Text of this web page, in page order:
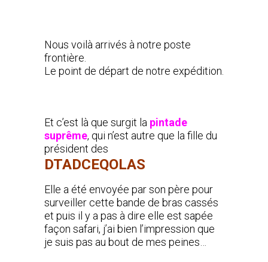
Nous voilà arrivés à notre poste
frontière.
Le point de départ de notre expédition.
Et c’est là que surgit la pintade
suprême, qui n’est autre que la fille du
président des
DTADCEQOLAS
Elle a été envoyée par son père pour
surveiller cette bande de bras cassés
et puis il y a pas à dire elle est sapée
façon safari, j’ai bien l’impression que
je suis pas au bout de mes peines…